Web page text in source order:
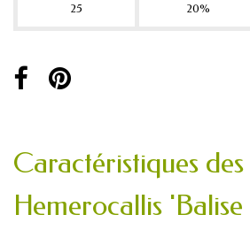
25 20%
Caractéristiques des
Hemerocallis